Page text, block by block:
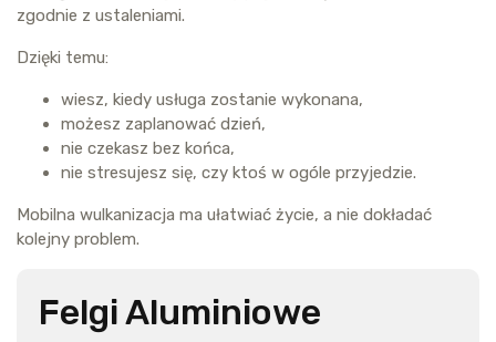
zgodnie z ustaleniami.
Dzięki temu:
wiesz, kiedy usługa zostanie wykonana,
możesz zaplanować dzień,
nie czekasz bez końca,
nie stresujesz się, czy ktoś w ogóle przyjedzie.
Mobilna wulkanizacja ma ułatwiać życie, a nie dokładać
kolejny problem.
Felgi Aluminiowe